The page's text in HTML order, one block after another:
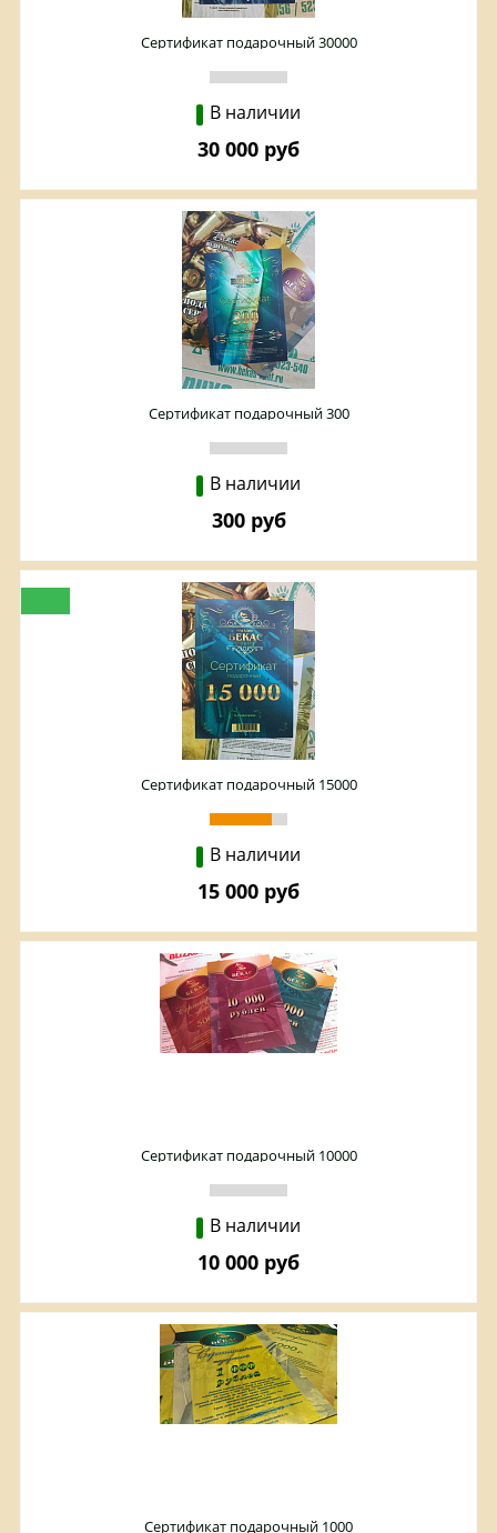
Сертификат подарочный 30000
В наличии
30 000 руб
Сертификат подарочный 300
В наличии
300 руб
Сертификат подарочный 15000
В наличии
15 000 руб
Сертификат подарочный 10000
В наличии
10 000 руб
Сертификат подарочный 1000